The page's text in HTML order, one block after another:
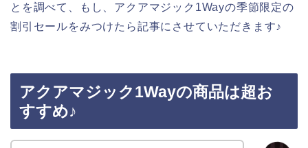
とを調べて、もし、アクアマジック1Wayの季節限定の
割引セールをみつけたら記事にさせていただきます♪
アクアマジック1Wayの商品は超お
すすめ♪